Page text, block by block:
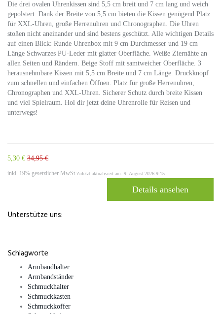
Die drei ovalen Uhrenkissen sind 5,5 cm breit und 7 cm lang und weich
gepolstert. Dank der Breite von 5,5 cm bieten die Kissen genügend Platz
für XXL-Uhren, große Herrenuhren und Chronographen. Die Uhren
stoßen nicht aneinander und sind bestens geschützt. Alle wichtigen Details
auf einen Blick: Runde Uhrenbox mit 9 cm Durchmesser und 19 cm
Länge Schwarzes PU-Leder mit glatter Oberfläche. Weiße Ziernähte an
allen Seiten und Rändern. Beige Stoff mit samtweicher Oberfläche. 3
herausnehmbare Kissen mit 5,5 cm Breite und 7 cm Länge. Druckknopf
zum schnellen und einfachen Öffnen. Platz für große Herrenuhren,
Chronographen und XXL-Uhren. Sicherer Schutz durch breite Kissen
und viel Spielraum. Hol dir jetzt deine Uhrenrolle für Reisen und
unterwegs!
5,30 € 34,95 €
inkl. 19% gesetzlicher MwSt.Zuletzt aktualisiert am: 9. August 2026 9:15
Details ansehen
Unterstütze uns:
Schlagworte
Armbandhalter
Armbandständer
Schmuckhalter
Schmuckkasten
Schmuckkoffer